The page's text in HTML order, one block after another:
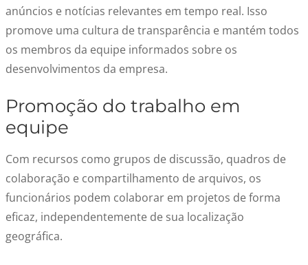
anúncios e notícias relevantes em tempo real. Isso
promove uma cultura de transparência e mantém todos
os membros da equipe informados sobre os
desenvolvimentos da empresa.
Promoção do trabalho em
equipe
Com recursos como grupos de discussão, quadros de
colaboração e compartilhamento de arquivos, os
funcionários podem colaborar em projetos de forma
eficaz, independentemente de sua localização
geográfica.